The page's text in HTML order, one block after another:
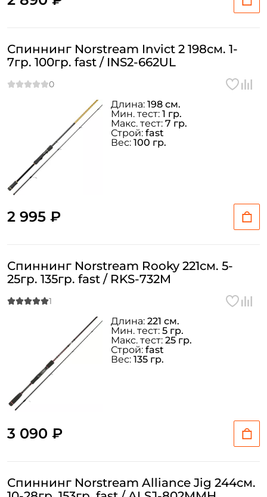
Спиннинг Norstream Invict 2 198см. 1-
7гр. 100гр. fast / INS2-662UL
2 995 ₽
Длина: 198 см.
Мин. тест: 1 гр.
Макс. тест: 7 гр.
Строй: fast
Вес: 100 гр.
Спиннинг Norstream Rooky 221см. 5-
25гр. 135гр. fast / RKS-732M
3 090 ₽
Длина: 221 см.
Мин. тест: 5 гр.
Макс. тест: 25 гр.
Строй: fast
Вес: 135 гр.
Спиннинг Norstream Alliance Jig 244см.